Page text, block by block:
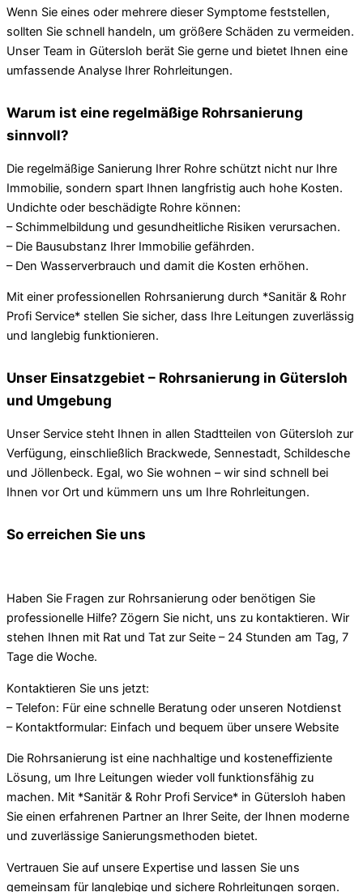
Wenn Sie eines oder mehrere dieser Symptome feststellen,
sollten Sie schnell handeln, um größere Schäden zu vermeiden.
Unser Team in Gütersloh berät Sie gerne und bietet Ihnen eine
umfassende Analyse Ihrer Rohrleitungen.
Warum ist eine regelmäßige Rohrsanierung
sinnvoll?
Die regelmäßige Sanierung Ihrer Rohre schützt nicht nur Ihre
Immobilie, sondern spart Ihnen langfristig auch hohe Kosten.
Undichte oder beschädigte Rohre können:
– Schimmelbildung und gesundheitliche Risiken verursachen.
– Die Bausubstanz Ihrer Immobilie gefährden.
– Den Wasserverbrauch und damit die Kosten erhöhen.
Mit einer professionellen Rohrsanierung durch *Sanitär & Rohr
Profi Service* stellen Sie sicher, dass Ihre Leitungen zuverlässig
und langlebig funktionieren.
Unser Einsatzgebiet – Rohrsanierung in Gütersloh
und Umgebung
Unser Service steht Ihnen in allen Stadtteilen von Gütersloh zur
Verfügung, einschließlich Brackwede, Sennestadt, Schildesche
und Jöllenbeck. Egal, wo Sie wohnen – wir sind schnell bei
Ihnen vor Ort und kümmern uns um Ihre Rohrleitungen.
So erreichen Sie uns
Haben Sie Fragen zur Rohrsanierung oder benötigen Sie
professionelle Hilfe? Zögern Sie nicht, uns zu kontaktieren. Wir
stehen Ihnen mit Rat und Tat zur Seite – 24 Stunden am Tag, 7
Tage die Woche.
Kontaktieren Sie uns jetzt:
– Telefon: Für eine schnelle Beratung oder unseren Notdienst
– Kontaktformular: Einfach und bequem über unsere Website
Die Rohrsanierung ist eine nachhaltige und kosteneffiziente
Lösung, um Ihre Leitungen wieder voll funktionsfähig zu
machen. Mit *Sanitär & Rohr Profi Service* in Gütersloh haben
Sie einen erfahrenen Partner an Ihrer Seite, der Ihnen moderne
und zuverlässige Sanierungsmethoden bietet.
Vertrauen Sie auf unsere Expertise und lassen Sie uns
gemeinsam für langlebige und sichere Rohrleitungen sorgen.